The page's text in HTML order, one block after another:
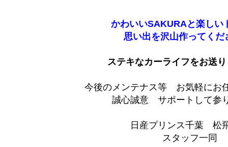
かわいいSAKURAと楽しい
思い出を沢山作ってくだ
ステキなカーライフをお送
今後のメンテナス等 お気軽にお
誠心誠意 サポートして参
日産プリンス千葉 松
スタッフ一同